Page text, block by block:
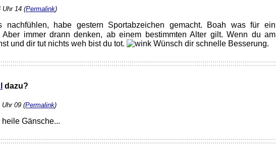
Uhr 14 (Permalink)
nachfühlen, habe gestern Sportabzeichen gemacht. Boah was für ein
immer drann denken, ab einem bestimmten Alter gilt. Wenn du am
und dir tut nichts weh bist du tot.
Wünsch dir schnelle Besserung.
dazu?
Uhr 09 (Permalink)
Gänsche...